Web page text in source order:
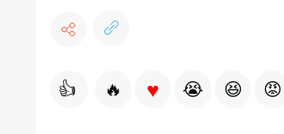
👍 🔥 ♥ 😭 😆 😡